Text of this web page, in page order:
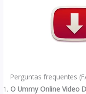
Perguntas frequentes
O Ummy Online Video